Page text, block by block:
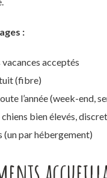
:
vacances acceptés
(fibre)
l’année (week-end,
bien élevés,
(un par hébergement)